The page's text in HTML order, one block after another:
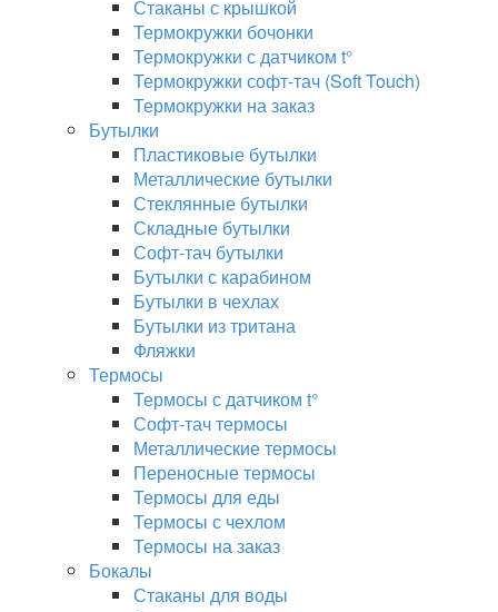
Стаканы с крышкой
Термокружки бочонки
Термокружки с датчиком t°
Термокружки софт-тач (Soft Touch)
Термокружки на заказ
Бутылки
Пластиковые бутылки
Металлические бутылки
Стеклянные бутылки
Складные бутылки
Софт-тач бутылки
Бутылки с карабином
Бутылки в чехлах
Бутылки из тритана
Фляжки
Термосы
Термосы с датчиком t°
Софт-тач термосы
Металлические термосы
Переносные термосы
Термосы для еды
Термосы с чехлом
Термосы на заказ
Бокалы
Стаканы для воды